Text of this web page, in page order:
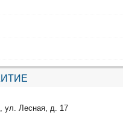
ул. Лесная, д. 17